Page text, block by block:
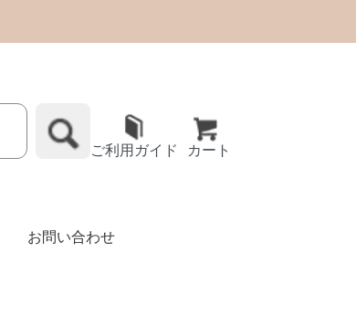
ご利用ガイド カート
お問い合わせ